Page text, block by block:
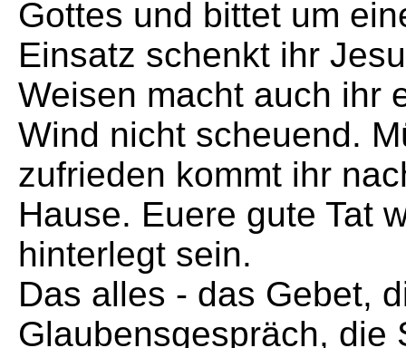
Gottes und bittet um
Einsatz schenkt ihr
Weisen macht auch ihr
Wind nicht scheuend.
zufrieden kommt ihr
Hause. Euere gute Tat
hinterlegt sein.
Das alles - das Gebet,
Glaubensgespräch, die